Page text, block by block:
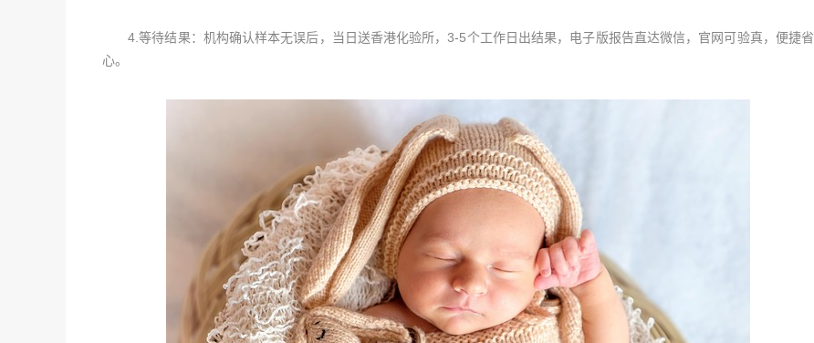
4.等待结果：机构确认样本无误后，当日送香港化验所，3-5个工作日出结果，电子版报告直达微信，官网可验真，便捷省
心。